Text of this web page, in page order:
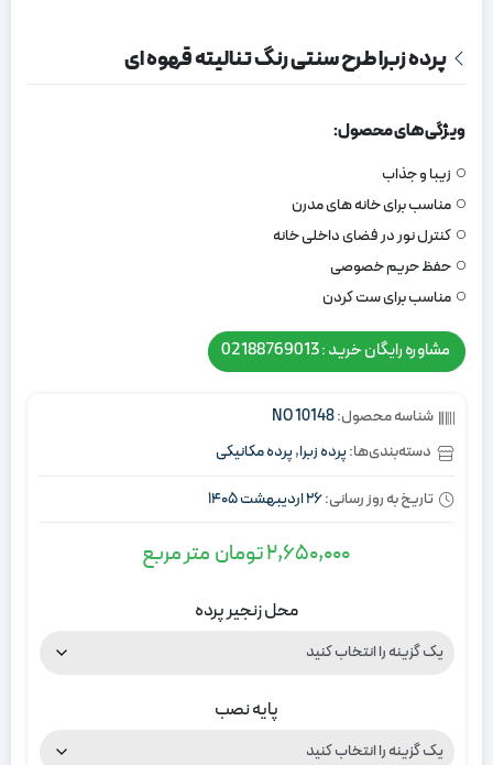
پرده زبرا طرح سنتی رنگ تنالیته قهوه ای
ویژگی های محصول:
زیبا و جذاب
مناسب برای خانه های مدرن
کنترل نور در فضای داخلی خانه
حفظ حریم خصوصی
مناسب برای ست کردن
مشاوره رایگان خرید : 02188769013
شناسه محصول:NO 10148
دسته‌بندی‌ها:پرده زبرا,پرده مکانیکی
تاریخ به روز رسانی:26 اردیبهشت 1405
2,650,000تومان متر مربع
محل زنجیر پرده
پایه نصب